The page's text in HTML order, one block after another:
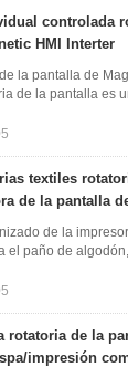
controlada
HMI Interter
la pantalla de
de la pantalla es
textiles
de la pantalla
de la
el paño de
rotatoria de la
impresión